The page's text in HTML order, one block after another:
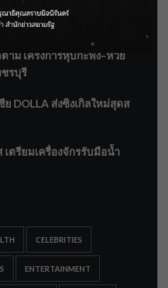
ด! “อยากกินอะไรหลังจาก
นยังมีชีวิต”
ามโครงการหุบกะพง–ห้วย
รบุรี
ย DOLLA ส่งซิงเกิลใหม่สุดส
ตรียมเครื่องจักรรับมือน้ำ
CELEBRITIES
ENTERTAINMENT